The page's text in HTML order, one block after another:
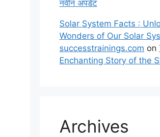
नवीन अपडेट
Solar System Facts :
Wonders of Our Solar
successtrainings.com on
Enchanting Story of the
Archives